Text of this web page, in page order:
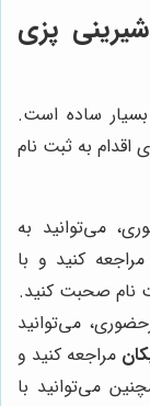
پزی
بسیار ساده است.
به ثبت نام
می‌توانید به
مراجعه کنید و با
نام صحبت کنید.
می‌توانید
مراجعه کنید و
می‌توانید با